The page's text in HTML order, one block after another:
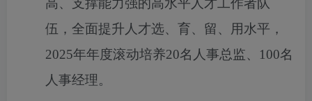
高、支撑能力强的高水平人才工作者队
伍，全面提升人才选、育、留、用水平，
2025年年度滚动培养20名人事总监、100名
人事经理。